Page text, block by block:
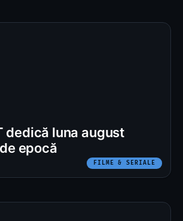
dedică luna august
epocă
FILME & SERIALE